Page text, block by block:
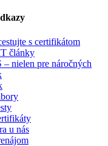
s certifikátom
články
nielen pre náročných
u nás